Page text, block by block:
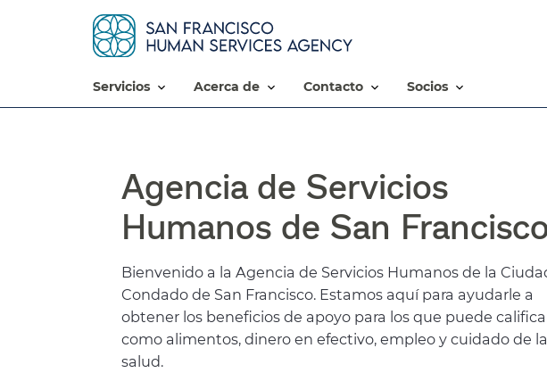
servicios​​ acerca de​​ contacto​​ socios​​
Agencia de Servicios
Humanos de San
Bienvenido a la Agencia de Servicios Humanos de la
Condado de San Francisco. Estamos aquí para ayudarle a
obtener los beneficios de apoyo para los que puede
como alimentos, dinero en efectivo, empleo y cuidado de la
salud.​​